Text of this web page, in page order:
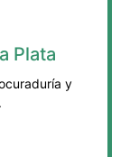
Plata
y